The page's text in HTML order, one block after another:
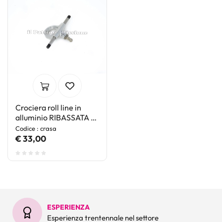
Crociera roll line in
alluminio RIBASSATA x
Evo/Matrix/Saturno
Codice : crasa
€ 33,00
ESPERIENZA
Esperienza trentennale nel settore